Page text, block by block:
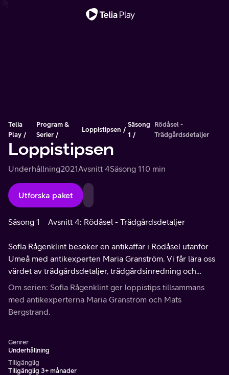
Telia
Play
Program &
Serier
Loppistipsen
Säsong
1
Rödåsel -
Trädgårdsdetaljer
Loppistipsen
Underhållning2021Avsnitt 4Säsong 110 min
Utforska paket
Säsong 1 Avsnitt 4: Rödåsel - Trädgårdsdetaljer
Sofia Rågenklint besöker en antikaffär i Rödåsel utanför
Umeå med antikexperten Maria Granström. Vi får lära oss
värdet av trädgårdsdetaljer, trädgårdsinredning och
kakelugnar. Sofia investerar i askar och en sirapstunna.
Om serien: Sofia Rågenklint ger loppistips tillsammans
med antikexperterna Maria Granström och Mats
Bergstrand.
Genrer
Underhållning
Tillgänglig
Tillgänglig 3+ månader